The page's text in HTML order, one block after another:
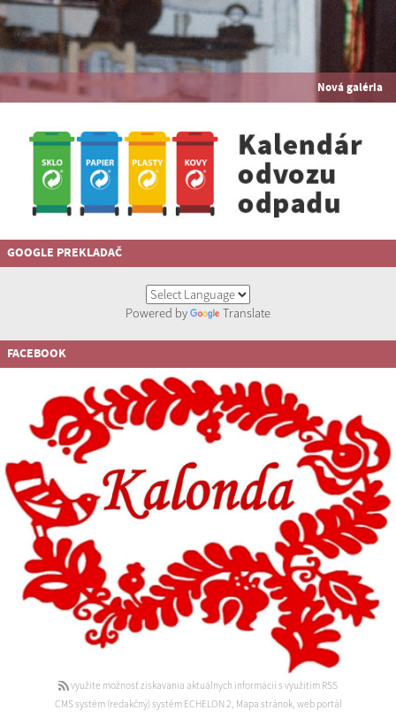
Nová galéria
GOOGLE PREKLADAČ
Powered by Translate
FACEBOOK
využite možnosť získavania aktuálnych informácií s využitím RSS
CMS systém (redakčný) systém ECHELON 2, Mapa stránok, web portál